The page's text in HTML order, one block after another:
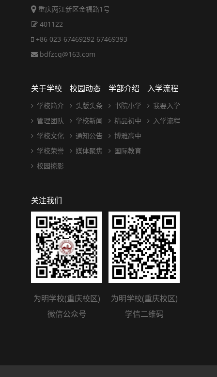
重庆两江新区金福路1号
401122
+86 023-67469292 67469393
bdfzcq@163.com
关于学校
学校简介
管理团队
学校文化
学校荣誉
校园掠影
校园动态
头版头条
学校新闻
通知公告
媒体聚焦
学部介绍
书院小学
精品初中
博雅高中
国际教育
入学流程
我要入学
入学流程
关注我们
为明学校(重庆校区)
微信公众号
为明学校(重庆校区)
学信二维码